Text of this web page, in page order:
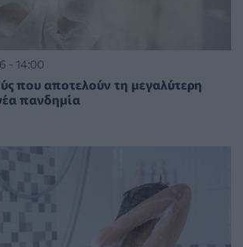
- 14:00
που αποτελούν τη μεγαλύτερη
πανδημία